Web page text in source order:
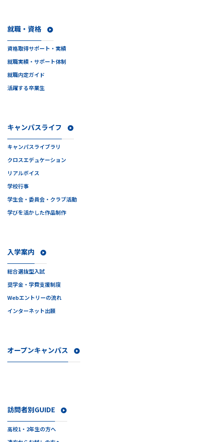
就職・資格
資格取得サポート・実績
就職実績・サポート体制
就職内定ガイド
活躍する卒業生
入学案内
総合選抜型入試
奨学金・学費支援制度
Webエントリーの流れ
インターネット出願
訪問者別GUIDE
高校1・2年生の方へ
キャンパスライフ
キャンパスライブラリ
クロスエデュケーション
リアルボイス
学校行事
学生会・委員会・クラブ活動
学びを活かした作品制作
オープンキャンパス